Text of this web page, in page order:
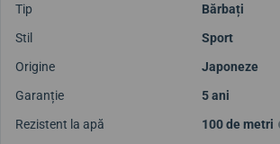
Tip
Bărbați
Stil
Sport
Origine
Japoneze
Garanție
5 ani
Rezistent la apă
100 de metri